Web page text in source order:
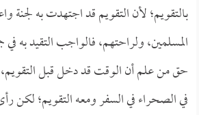
بالتقويم؛ لأن التقويم قد اجتهدت به لجنة
المسلمين، ولراحتهم، فالواجب التقيد به في
حق من علم أن الوقت قد دخل قبل التقويم،
في الصحراء في السفر ومعه التقويم؛ لكن